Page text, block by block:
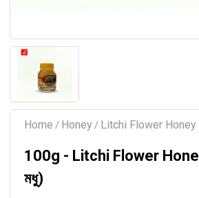
Home / Honey / Litchi Flower Honey
100g - Litchi Flower Honey
মধু)